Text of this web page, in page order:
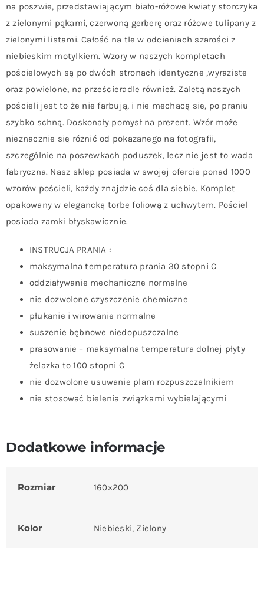
na poszwie, przedstawiającym biało-różowe kwiaty storczyka
z zielonymi pąkami, czerwoną gerberę oraz różowe tulipany z
zielonymi listami. Całość na tle w odcieniach szarości z
niebieskim motylkiem. Wzory w naszych kompletach
pościelowych są po dwóch stronach identyczne ,wyraziste
oraz powielone, na prześcieradle również. Zaletą naszych
pościeli jest to że nie farbują, i nie mechacą się, po praniu
szybko schną. Doskonały pomysł na prezent. Wzór może
nieznacznie się różnić od pokazanego na fotografii,
szczególnie na poszewkach poduszek, lecz nie jest to wada
fabryczna. Nasz sklep posiada w swojej ofercie ponad 1000
wzorów pościeli, każdy znajdzie coś dla siebie. Komplet
opakowany w elegancką torbę foliową z uchwytem. Pościel
posiada zamki błyskawicznie.
INSTRUCJA PRANIA :
maksymalna temperatura prania 30 stopni C
oddziaływanie mechaniczne normalne
nie dozwolone czyszczenie chemiczne
płukanie i wirowanie normalne
suszenie bębnowe niedopuszczalne
prasowanie – maksymalna temperatura dolnej płyty
żelazka to 100 stopni C
nie dozwolone usuwanie plam rozpuszczalnikiem
nie stosować bielenia związkami wybielającymi
Dodatkowe informacje
Rozmiar 160×200
Kolor Niebieski, Zielony